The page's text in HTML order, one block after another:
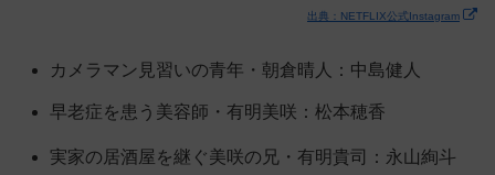
出典：NETFLIX公式Instagram
カメラマン見習いの青年・朝倉晴人：中島健人
早老症を患う美容師・有明美咲：松本穂香
実家の居酒屋を継ぐ美咲の兄・有明貴司：永山絢斗